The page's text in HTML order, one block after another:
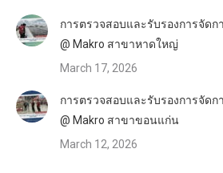
การตรวจสอบและรับรองการจัดก
@ Makro สาขาหาดใหญ่
March 17, 2026
การตรวจสอบและรับรองการจัดก
@ Makro สาขาขอนแก่น
March 12, 2026